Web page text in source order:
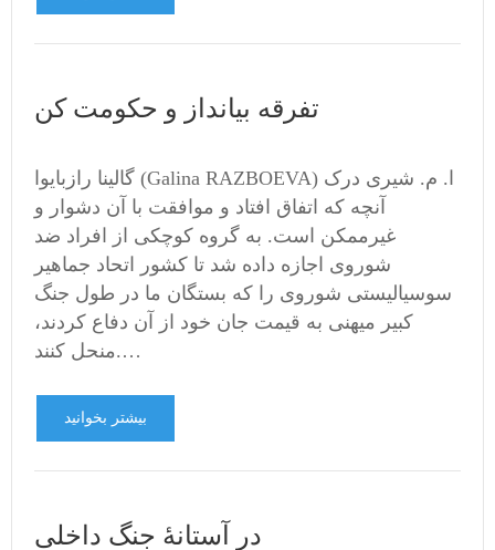
تفرقه بیانداز و حکومت کن
گالینا رازبایوا (Galina RAZBOEVA) ا. م. شیری درک
آنچه که اتفاق افتاد و موافقت با آن دشوار و
غیرممکن است. به گروه کوچکی از افراد ضد
شوروی اجازه داده شد تا کشور اتحاد جماهیر
سوسیالیستی شوروی را که بستگان ما در طول جنگ
کبیر میهنی به قیمت جان خود از آن دفاع کردند،
منحل کنند.…
بیشتر بخوانید
در آستانۀ جنگ داخلی